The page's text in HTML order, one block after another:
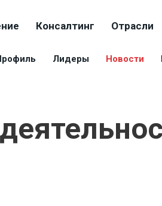
Консалтинг Отрасли
Лидеры Новости